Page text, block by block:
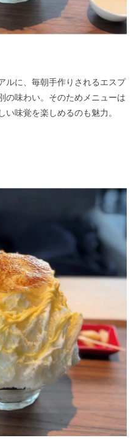
ルに、毎朝手作りされるエスプ
の味わい。そのためメニューは
味覚を楽しめるのも魅力。